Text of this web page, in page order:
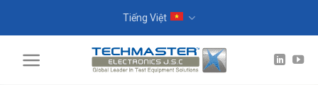
Tiếng Việt